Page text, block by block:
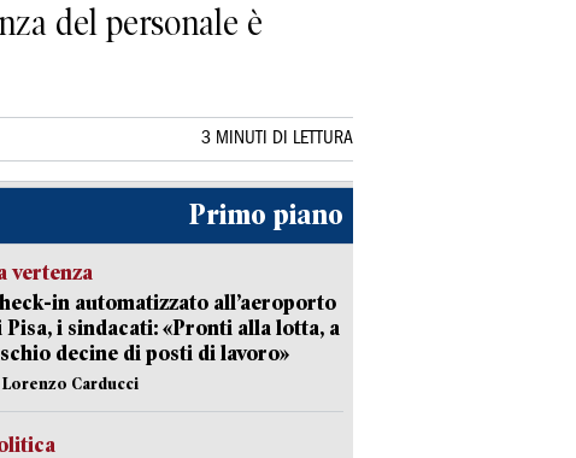
del personale è
3 MINUTI DI LETTURA
Primo piano
vertenza
in automatizzato all’aeroporto
Pisa, i sindacati: «Pronti alla lotta, a
decine di posti di lavoro»
Lorenzo Carducci